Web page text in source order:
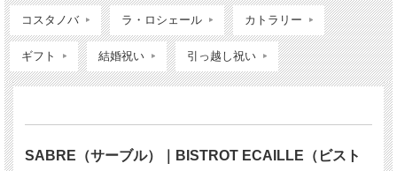
コスタノバ ラ・ロシェール カトラリー
ギフト 結婚祝い 引っ越し祝い
SABRE（サーブル）｜BISTROT ECAILLE（ビスト